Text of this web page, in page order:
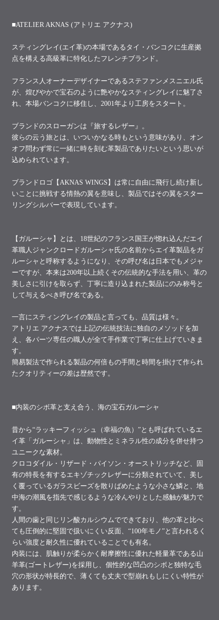
■ATELIER AKNAS (アトリエ アクナス)
スティングレイ(エイ革)の本場であるタイ・バンコクに生産拠
点を構える高級革に特化したフレンチブランド。
フランス人オーナーデザイナーであるステファンメスニエル氏
が、煌びやかで宝石のように艶やかな スティングレイに魅了さ
れ、本場バンコクに移住し、 2001 年より工房をスタート。
ブランドのスローガンは『旅するレザー』。
彼らの云う旅とは、いついかなる時もという意味があり、 オン
オフ問わず常に一緒に時を刻む革製品でありたいという思いが
込められています。
ブランドロゴ【 AKNAS WINGS 】は常に自由に飛行し続け新し
いことに挑戦する情熱の翼を意味し、製品ではその翼をスター
リングシルバーで表現しています。
【ガルーシャ】とは、18世紀のフランス国王が惚れ込んだエイ
革職人ジャンクロードガルーシャ氏の名前から エイ革製品をガ
ルーシャと呼称するようになり、その呼び名は日本でもメジャ
ーですが、 本来は200年以上続くその伝統的な手法を用い、革の
美しさに引けを取らず、 丁寧に造り込まれた製品にのみ称号と
して与えるべき呼び名である。
一言にスティングレイの製品と言っても、品質は様々。
アトリエ アクナスでは上記の伝統技法に独自のメソッドを加
え、 各パーツ専任の職人が全て手作業で丁寧に仕上げていきま
す。
簡易製法で作られる製品の何倍もの手間と時間を掛けて作られ
たクオリティーの差は歴然です。
■内装のシボ革と支え合う、海の宝石ガルーシャ
昔から“ラッキーフィッシュ（幸福の魚）”とも呼ばれているエ
イ革「ガルーシャ」は、動物性とミネラル性の成分を併せ持つ
ユニークな素材。
クロコダイル・リザード・パイソン・オーストリッチなど、固
有の特長を有するエキゾチックレザーに分類されていて、美し
く覆っているガラスビーズを散りばめたような小さな鱗と、地
中海の潮風を指先で感じるような冷んやりとした感触が魅力で
す。
人間の歯と同じリン酸カルシウムでできており、他の革と比べ
ても圧倒的に堅固で扱いにくい反面、“100年モノ”と言われるく
らい強度と耐久性に優れていることでも有名。
内装には、肌触りが柔らかく耐摩擦性に優れた軽量革である山
羊革(ゴートレザー)を採用し、個性的な凹凸のシボと独特な毛
穴の形状が特長的で、薄くても丈夫で型崩れもしにくい特性が
あります。